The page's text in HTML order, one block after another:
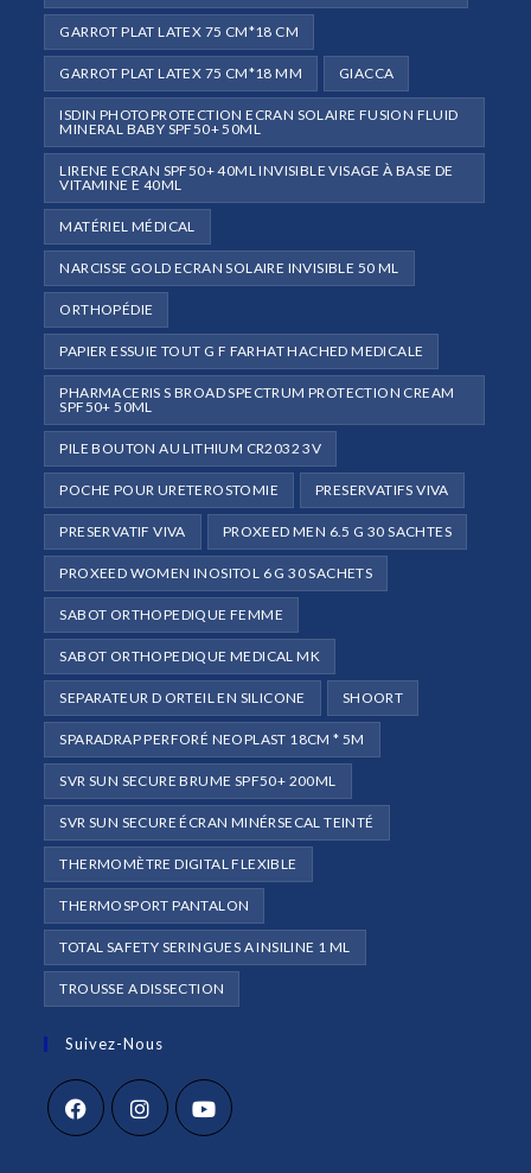
GARROT PLAT LATEX 75 CM*18 CM
GARROT PLAT LATEX 75 CM*18 MM GIACCA
ISDIN PHOTOPROTECTION ECRAN SOLAIRE FUSION FLUID
MINERAL BABY SPF50+ 50ML
LIRENE ECRAN SPF50+ 40ML INVISIBLE VISAGE À BASE DE
VITAMINE E 40ML
MATÉRIEL MÉDICAL
NARCISSE GOLD ECRAN SOLAIRE INVISIBLE 50 ML
ORTHOPÉDIE
PAPIER ESSUIE TOUT G F FARHAT HACHED MEDICALE
PHARMACERIS S BROAD SPECTRUM PROTECTION CREAM
SPF50+ 50ML
PILE BOUTON AU LITHIUM CR2032 3V
POCHE POUR URETEROSTOMIE PRESERVATIFS VIVA
PRESERVATIF VIVA PROXEED MEN 6.5 G 30 SACHTES
PROXEED WOMEN INOSITOL 6 G 30 SACHETS
SABOT ORTHOPEDIQUE FEMME
SABOT ORTHOPEDIQUE MEDICAL MK
SEPARATEUR D ORTEIL EN SILICONE SHOORT
SPARADRAP PERFORÉ NEOPLAST 18CM * 5M
SVR SUN SECURE BRUME SPF50+ 200ML
SVR SUN SECURE ÉCRAN MINÉRSECAL TEINTÉ
THERMOMÈTRE DIGITAL FLEXIBLE
THERMOSPORT PANTALON
TOTAL SAFETY SERINGUES A INSILINE 1 ML
TROUSSE A DISSECTION
Suivez-Nous